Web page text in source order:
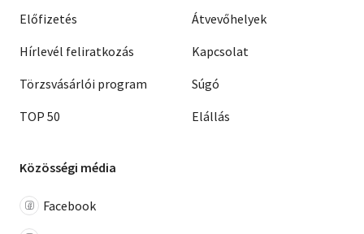
Előfizetés
Hírlevél feliratkozás
Törzsvásárlói program
TOP 50
Átvevőhelyek
Kapcsolat
Súgó
Elállás
Közösségi média
Facebook